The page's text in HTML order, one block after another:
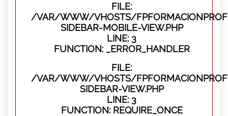
FILE:
/VAR/WWW/VHOSTS/
SIDEBAR-MOBILE-VIEW.PHP
LINE: 3
FUNCTION: _ERROR_HANDLER
FILE:
/VAR/WWW/VHOSTS/
SIDEBAR-VIEW.PHP
LINE: 3
FUNCTION: REQUIRE_ONCE